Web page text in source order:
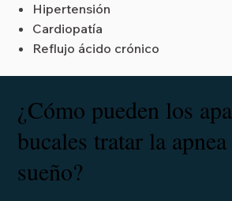
Hipertensión
Cardiopatía
Reflujo ácido crónico
¿Cómo pueden los
bucales tratar la
sueño?